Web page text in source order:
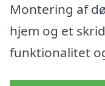
Montering af
hjem og et
funktionalitet